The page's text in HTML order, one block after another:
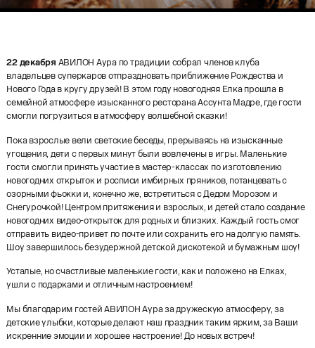
22 декабря АВИЛОН Аура по традиции собрал членов клуба
владельцев суперкаров отпраздновать приближение Рождества и
Нового Года в кругу друзей! В этом году новогодняя Елка прошла в
семейной атмосфере изысканного ресторана Ассунта Мадре, где гости
смогли погрузиться в атмосферу волшебной сказки!
Пока взрослые вели светские беседы, прерываясь на изысканные
угощения, дети с первых минут были вовлечены в игры. Маленькие
гости смогли принять участие в мастер-классах по изготовлению
новогодних открыток и росписи имбирных пряников, потанцевать с
озорными фьокки и, конечно же, встретиться с Дедом Морозом и
Снегурочкой! Центром притяжения и взрослых, и детей стало создание
новогодних видео-открыток для родных и близких. Каждый гость смог
отправить видео-привет по почте или сохранить его на долгую память.
Шоу завершилось безудержной детской дискотекой и бумажным шоу!
Усталые, но счастливые маленькие гости, как и положено на Елках,
ушли с подарками и отличным настроением!
Мы благодарим гостей АВИЛОН Аура за дружескую атмосферу, за
детские улыбки, которые делают наш праздник таким ярким, за Ваши
искренние эмоции и хорошее настроение! До новых встреч!